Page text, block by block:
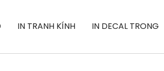
IN TRANH KÍNH IN DECAL TRONG